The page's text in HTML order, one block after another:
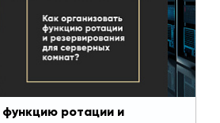
функцию ротации и
нас, для специалистов HVAC-
Это значит одно – ниша по
поставке, монтажу и
климатического
серверных комнат растет.
заказчики, в этом
можно и нужно зарабатывать.